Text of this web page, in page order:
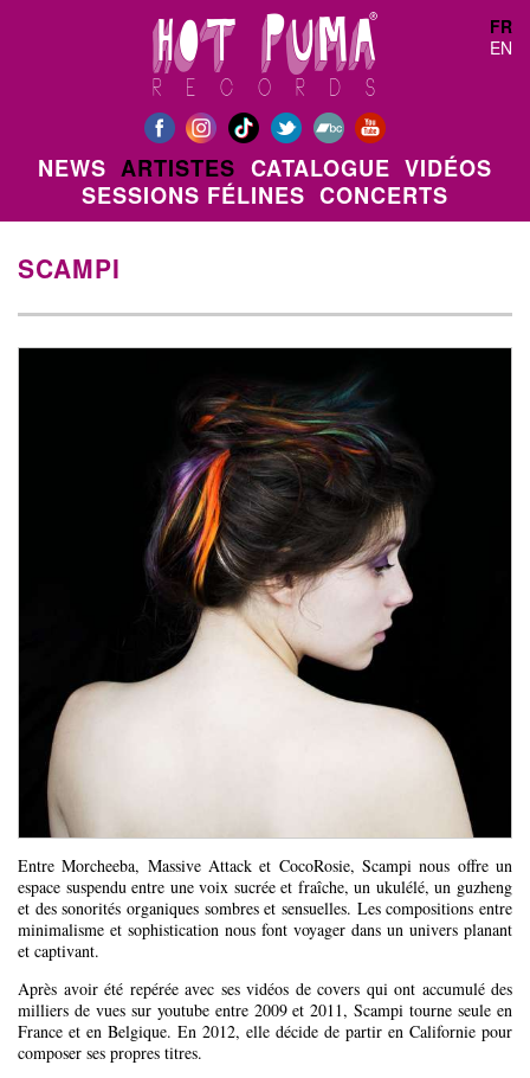
FR
EN
NEWS ARTISTES CATALOGUE VIDÉOS
SESSIONS FÉLINES CONCERTS
SCAMPI
Entre Morcheeba, Massive Attack et CocoRosie, Scampi nous offre un
espace suspendu entre une voix sucrée et fraîche, un ukulélé, un guzheng
et des sonorités organiques sombres et sensuelles. Les compositions entre
minimalisme et sophistication nous font voyager dans un univers planant
et captivant.
Après avoir été repérée avec ses vidéos de covers qui ont accumulé des
milliers de vues sur youtube entre 2009 et 2011, Scampi tourne seule en
France et en Belgique. En 2012, elle décide de partir en Californie pour
composer ses propres titres.